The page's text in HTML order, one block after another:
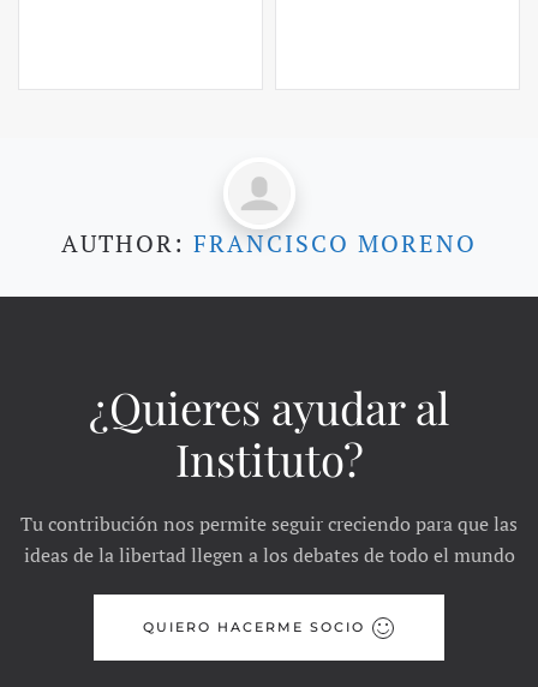
AUTHOR: FRANCISCO MORENO
¿Quieres ayudar al
Instituto?
Tu contribución nos permite seguir creciendo para que las
ideas de la libertad llegen a los debates de todo el mundo
QUIERO HACERME SOCIO